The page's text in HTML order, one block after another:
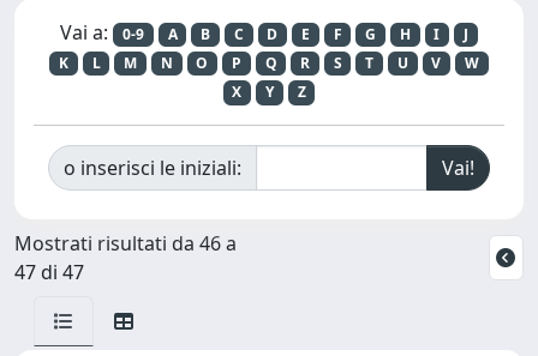
Vai a: 0-9 A B C D E F G H I
J
K
L M N O P Q R S T U V
W
X
Y Z
o inserisci le iniziali:
Mostrati risultati da 46 a
47 di 47